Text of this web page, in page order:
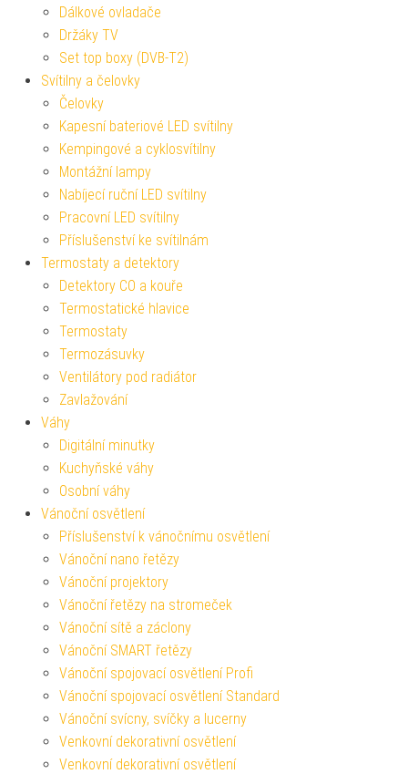
Dálkové ovladače
Držáky TV
Set top boxy (DVB-T2)
Svítilny a čelovky
Čelovky
Kapesní bateriové LED svítilny
Kempingové a cyklosvítilny
Montážní lampy
Nabíjecí ruční LED svítilny
Pracovní LED svítilny
Příslušenství ke svítilnám
Termostaty a detektory
Detektory CO a kouře
Termostatické hlavice
Termostaty
Termozásuvky
Ventilátory pod radiátor
Zavlažování
Váhy
Digitální minutky
Kuchyňské váhy
Osobní váhy
Vánoční osvětlení
Příslušenství k vánočnímu osvětlení
Vánoční nano řetězy
Vánoční projektory
Vánoční řetězy na stromeček
Vánoční sítě a záclony
Vánoční SMART řetězy
Vánoční spojovací osvětlení Profi
Vánoční spojovací osvětlení Standard
Vánoční svícny, svíčky a lucerny
Venkovní dekorativní osvětlení
Venkovní dekorativní osvětlení